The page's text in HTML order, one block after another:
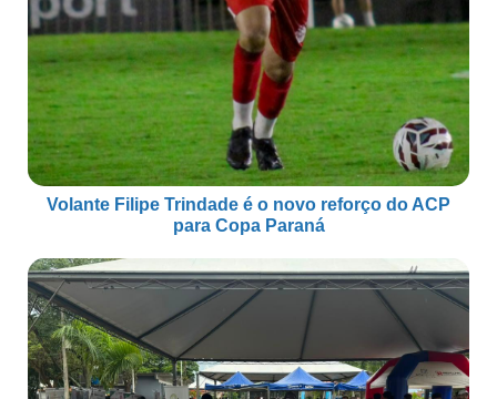
Volante Filipe Trindade é o novo reforço do ACP
para Copa Paraná